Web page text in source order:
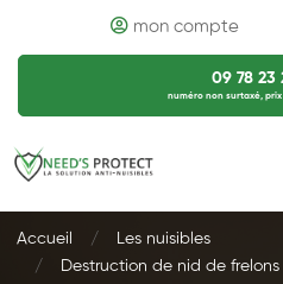
mon compte
09 78 23
numéro non surtaxé, prix
Accueil
Les nuisibles
Destruction de nid de